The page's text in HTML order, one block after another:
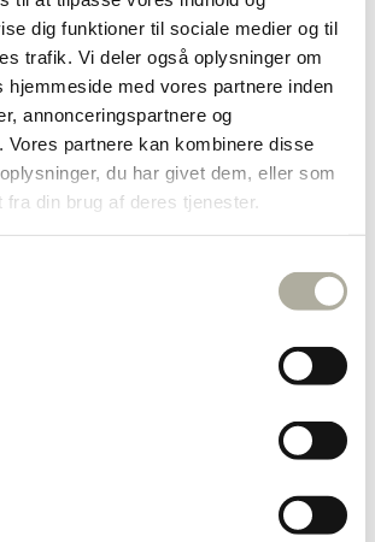
dig funktioner til sociale medier og til
trafik. Vi deler også oplysninger om
hjemmeside med vores partnere inden
annonceringspartnere og
Vores partnere kan kombinere disse
du har givet dem, eller som
fra din brug af deres tjenester.
Diamant ringe
ringe
ringe
ringe
& Tallerken
Smykkeskrin